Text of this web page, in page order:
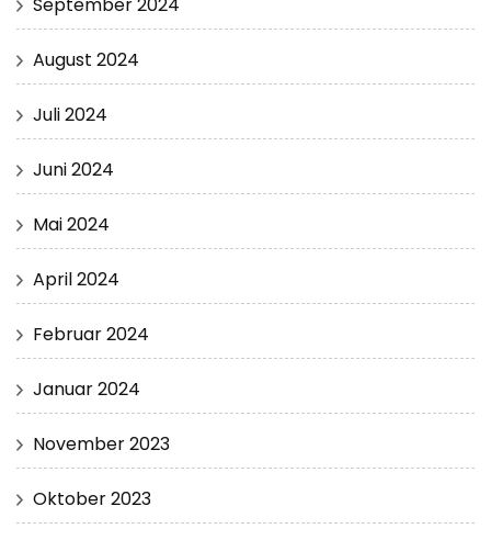
August 2024
Juli 2024
Juni 2024
Mai 2024
April 2024
Februar 2024
Januar 2024
November 2023
Oktober 2023